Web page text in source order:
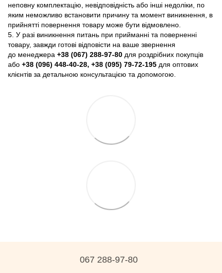
неповну комплектацію, невідповідність або інші недоліки, по
яким неможливо встановити причину та момент виникнення, в
прийнятті повернення товару може бути відмовлено.
5. У разі виникнення питань при прийманні та поверненні
товару, завжди готові відповісти на ваше звернення
до менеджера +38 (067) 288-97-80 для роздрібних покупців
або +38 (096) 448-40-28, +38 (095) 79-72-195 для оптових
клієнтів за детальною консультацією та допомогою.
067 288-97-80